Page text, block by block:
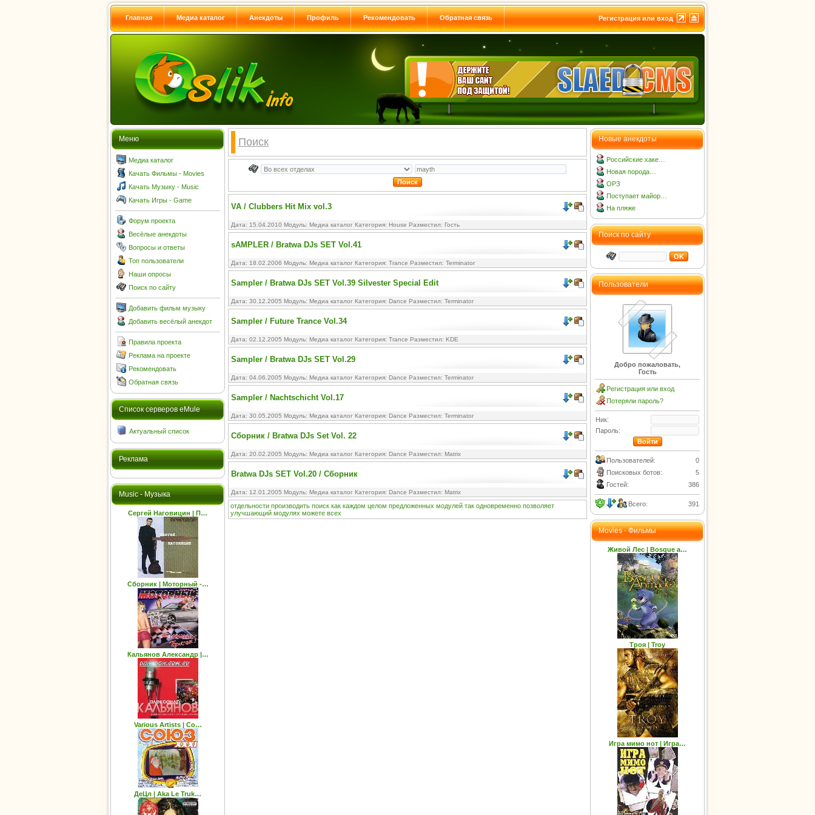
Регистрация или вход
Главная Медиа каталог Анекдоты Профиль Рекомендовать Обратная связь
Меню
Медиа каталог
Качать Фильмы - Movies
Качать Музыку - Music
Качать Игры - Game
Форум проекта
Весёлые анекдоты
Вопросы и ответы
Топ пользователи
Наши опросы
Поиск по сайту
Добавить фильм музыку
Добавить весёлый анекдот
Правила проекта
Реклама на проекте
Рекомендовать
Обратная связь
Cписок серверов eMule
Актуальный список
Реклама
Music - Музыка
Сергей Наговицин | П…
Сборник | Моторный -…
Кальянов Александр |…
Various Artists | Со…
ДеЦл | Aka Le Truk…
Поиск
VA / Clubbers Hit Mix vol.3
Дата: 15.04.2010 Модуль: Медиа каталог Категория: House Разместил: Гость
sAMPLER / Bratwa DJs SET Vol.41
Дата: 18.02.2006 Модуль: Медиа каталог Категория: Trance Разместил: Terminator
Sampler / Bratwa DJs SET Vol.39 Silvester Special Edit
Дата: 30.12.2005 Модуль: Медиа каталог Категория: Dance Разместил: Terminator
Sampler / Future Trance Vol.34
Дата: 02.12.2005 Модуль: Медиа каталог Категория: Trance Разместил: KDE
Sampler / Bratwa DJs SET Vol.29
Дата: 04.06.2005 Модуль: Медиа каталог Категория: Dance Разместил: Terminator
Sampler / Nachtschicht Vol.17
Дата: 30.05.2005 Модуль: Медиа каталог Категория: Dance Разместил: Terminator
Сборник / Bratwa DJs Set Vol. 22
Дата: 20.02.2005 Модуль: Медиа каталог Категория: Dance Разместил: Matrix
Bratwa DJs SET Vol.20 / Сборник
Дата: 12.01.2005 Модуль: Медиа каталог Категория: Dance Разместил: Matrix
отдельности производить поиск как каждом целом предложенных модулей так одновременно позволяет
улучшающий модулях можете всех
Новые анекдоты
Российские хаке…
Новая порода…
ОРЗ
Поступает майор…
На пляже
Поиск по сайту
Пользователи
Добро пожаловать,
Гость
Регистрация или вход
Потеряли пароль?
Ник:
Пароль:
Пользователей:
0
Поисковых ботов:
5
Гостей:
386
Всего: 391
Movies - Фильмы
Живой Лес | Bosque a…
Троя | Troy
Игра мимо нот | Игра…